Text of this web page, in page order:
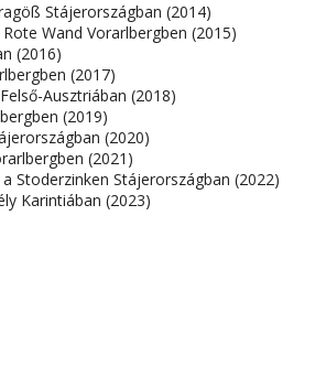
Stájerországban (2014)
Wand Vorarlbergben (2015)
(2016)
(2017)
Ausztriában (2018)
(2019)
(2020)
(2021)
Stoderzinken Stájerországban (2022)
Karintiában (2023)